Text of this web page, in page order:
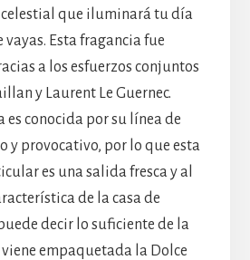
que iluminará tu día
Esta fragancia fue
a los esfuerzos conjuntos
y Laurent Le Guernec.
es conocida por su línea de
y provocativo, por lo que esta
es una salida fresca y al
de la casa de
decir lo suficiente de la
empaquetada la Dolce